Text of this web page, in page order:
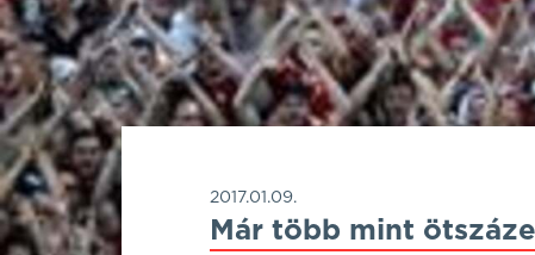
2017.01.09.
Már több mint